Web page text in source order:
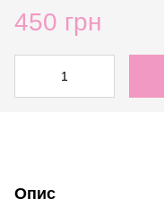
450 грн
Опис